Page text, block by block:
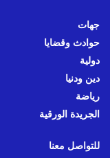
جهات
حوادث وقضايا
دولية
دين ودنيا
رياضة
الجريدة الورقية
للتواصل معنا